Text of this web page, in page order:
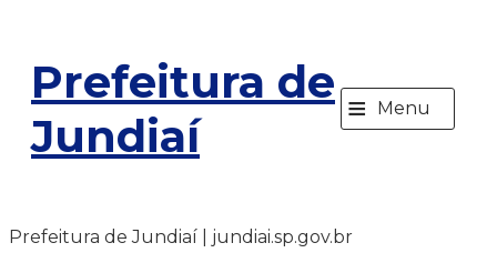
Prefeitura de
Jundiaí
≡ Menu
Prefeitura de Jundiaí | jundiai.sp.gov.br